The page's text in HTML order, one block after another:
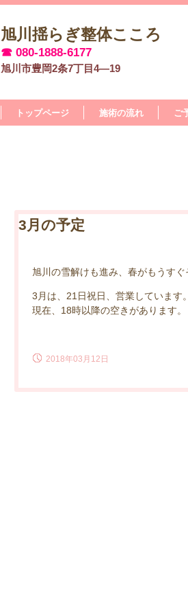
旭川揺らぎ整体こころ
☎ 080-1888-6177
旭川市豊岡2条7丁目4―19
トップページ 施術の流れ ご
3月の予定
旭川の雪解けも進み、春がもうすぐ
3月は、21日祝日、営業しています。
現在、18時以降の空きがあります。
2018年03月12日